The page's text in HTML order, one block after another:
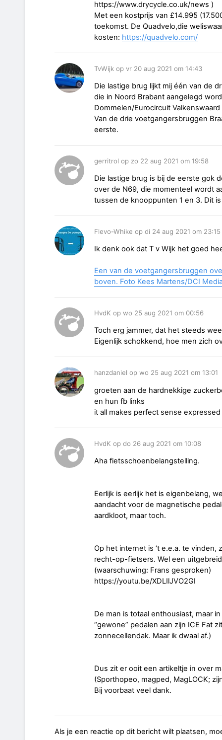
https://www.drycycle.co.uk/news )
Met een kostprijs van £14.995
toekomst. De Quadvelo,die
kosten: https://quadvelo.com/
TvWijk op vr 20 aug 2021 om 14:43
Die lastige brug lijkt mij één van de
die in Noord Brabant aangelegd
Dommelen/Eurocircuit
Van de drie voetgangersbruggen
eerste.
gerritrol op zo 22 aug 2021 om 19:58
Die lastige brug is bij de eerste gok
over de N69, die momenteel wordt
tussen de knooppunten 1 en 3. Dit
Flevo-Whike op di 24 aug 2021 om 23:15
Ik denk ook dat T v Wijk het goed
Een van de voetgangersbruggen
boven. Foto Kees Martens/DCI
HvdK op wo 25 aug 2021 om 00:56
Toch erg jammer, dat het steeds
Eigenlijk schokkend, hoe men zich
hanzdaniel op wo 25 aug 2021 om 13:01
groeten aan de hardnekkige
en hun fb links
it all makes perfect sense
HvdK op do 26 aug 2021 om 10:08
Aha fietsschoenbelangstelling.
Eerlijk is eerlijk het is eigenbelang,
aandacht voor de magnetische
aardkloot, maar toch.
Op het internet is ‘t e.e.a. te vinden,
recht-op-fietsers. Wel een
(waarschuwing: Frans gesproken)
https://youtu.be/XDLIlJVO2GI
De man is totaal enthousiast, maar
“gewone” pedalen aan zijn ICE Fat
zonnecellendak. Maar ik dwaal af.)
Dus zit er ooit een artikeltje in over
(Sporthopeo, magped, MagLOCK;
Bij voorbaat veel dank.
Als je een reactie op dit bericht wilt plaatsen,